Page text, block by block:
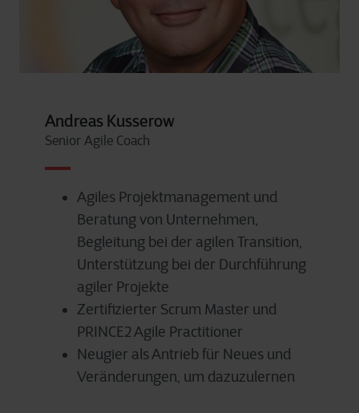
Andreas Kusserow
Senior Agile Coach
Agiles Projektmanagement und
Beratung von Unternehmen,
Begleitung bei der agilen Transition,
Unterstützung bei der Durchführung
agiler Projekte
Zertifizierter Scrum Master und
PRINCE2 Agile Practitioner
Neugier als Antrieb für Neues und
Veränderungen, um dazuzulernen